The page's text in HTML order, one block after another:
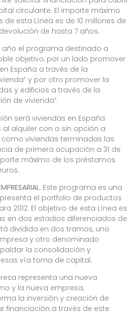
circulante. El importe máximo
esta Línea es de 10 millones de
de hasta 7 años.
año el programa destinado a
objetivo, por un lado promover
España a través de la
y por otro promover la
y edificios a través de la
de vivienda”.
será viviendas en España
alquiler con o sin opción a
viviendas terminadas las
de primera ocupación a 31 de
máximo de los préstamos
Este programa es una
el portfolio de productos
2012. El objetivo de esta Línea es
en dos estadios diferenciados de
dividida en dos tramos, uno
y otro denominado
la consolidación y
vía toma de capital.
representa una nueva
y la nueva empresa,
la inversión y creación de
financiación a través de este